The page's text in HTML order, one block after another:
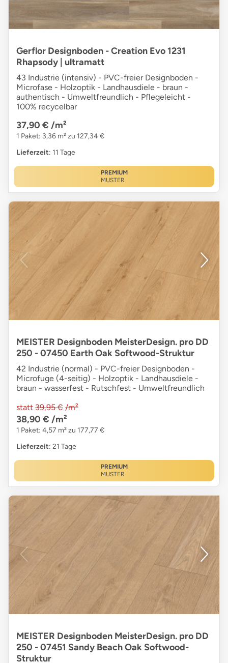
Gerflor Designboden - Creation Evo 1231
Rhapsody | ultramatt
43 Industrie (intensiv) - PVC-freier Designboden -
Microfase - Holzoptik - Landhausdiele - braun -
authentisch - Umweltfreundlich - Pflegeleicht -
100% recycelbar
37,90 € /m²
1 Paket: 3,36 m² zu 127,34 €
Lieferzeit: 11 Tage
PREMIUM
MUSTER
MEISTER Designboden MeisterDesign. pro DD
250 - 07450 Earth Oak Softwood-Struktur
42 Industrie (normal) - PVC-freier Designboden -
Microfuge (4-seitig) - Holzoptik - Landhausdiele -
braun - wasserfest - Rutschfest - Umweltfreundlich
statt 39,95 € /m²
38,90 € /m²
1 Paket: 4,57 m² zu 177,77 €
Lieferzeit: 21 Tage
PREMIUM
MUSTER
MEISTER Designboden MeisterDesign. pro DD
250 - 07451 Sandy Beach Oak Softwood-
Struktur